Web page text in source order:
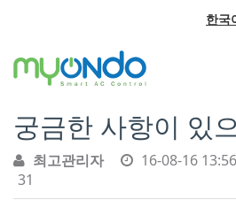
한국
궁금한 사항이 있
최고관리자 16-08-16 13:56
31